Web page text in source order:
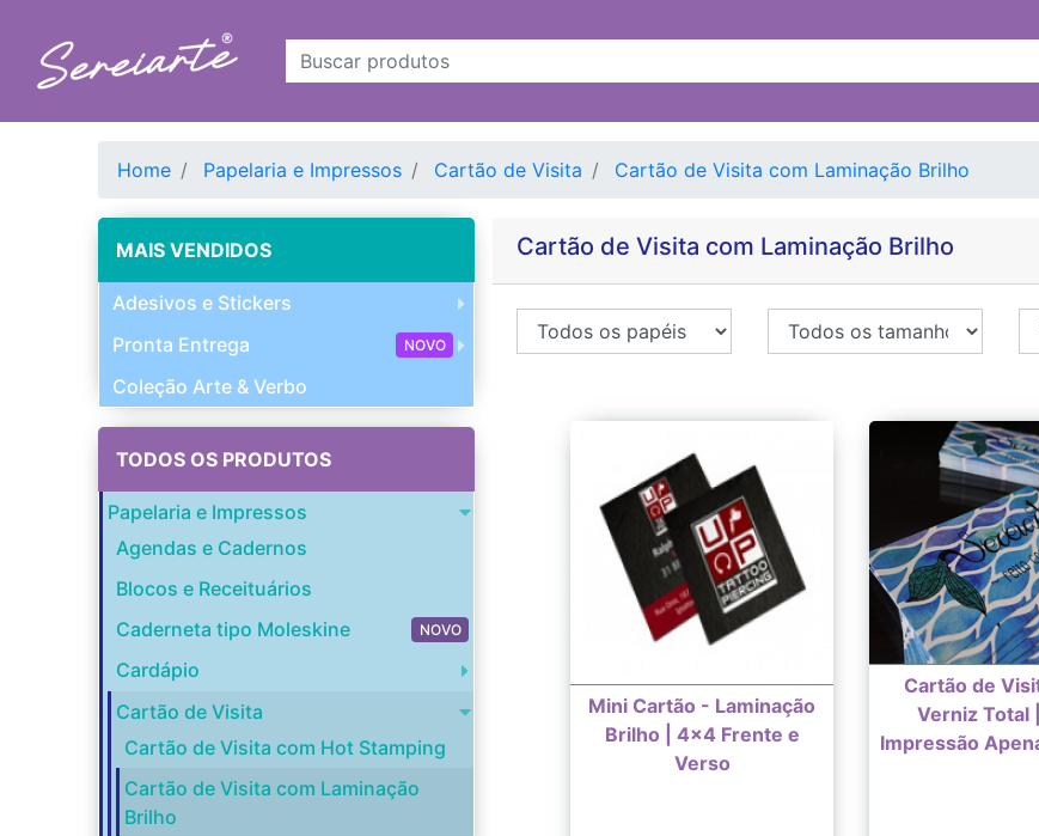
Home Papelaria e Impressos Cartão de Visita Cartão de Visita com Laminação Brilho
MAIS VENDIDOS
Adesivos e Stickers
NOVO
Pronta Entrega
Coleção Arte & Verbo
TODOS OS PRODUTOS
Papelaria e Impressos
Agendas e Cadernos
Blocos e Receituários
NOVO
Caderneta tipo Moleskine
Cardápio
Cartão de Visita
Cartão de Visita com Hot Stamping
Cartão de Visita com Laminação
Brilho
Cartão de Visita com Laminação Brilho
Mini Cartão - Laminação
Brilho | 4x4 Frente e
Verso
Cartão de
Verniz Total
Impressão